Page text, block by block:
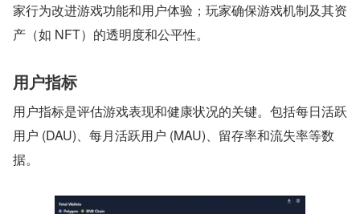
家行为改进游戏功能和用户体验；玩家确保游戏机制及其资
产（如 NFT）的透明度和公平性。
用户指标
用户指标是评估游戏表现和健康状况的关键。包括每日活跃
用户 (DAU)、每月活跃用户 (MAU)、留存率和流失率等数
据。